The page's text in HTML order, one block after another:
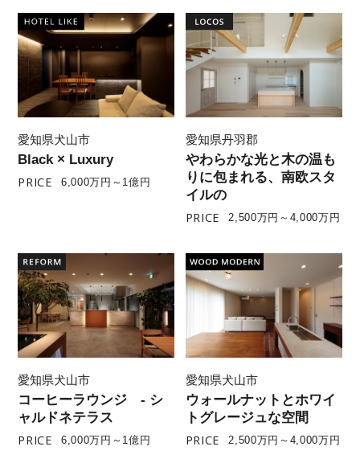
愛知県犬山市
Black × Luxury
PRICE
6,000万円～1億円
愛知県丹羽郡
やわらかな光と木の温も
りに包まれる、南欧スタ
イルの
PRICE
2,500万円～4,000万円
愛知県犬山市
コーヒーラウンジ - シ
ャルドネテラス
PRICE
6,000万円～1億円
愛知県犬山市
ウォールナットとホワイ
トグレージュな空間
PRICE
2,500万円～4,000万円